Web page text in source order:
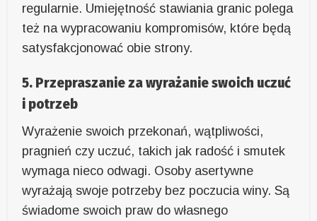
regularnie. Umiejętność stawiania granic polega
też na wypracowaniu kompromisów, które będą
satysfakcjonować obie strony.
5. Przepraszanie za wyrażanie swoich uczuć
i potrzeb
Wyrażenie swoich przekonań, wątpliwości,
pragnień czy uczuć, takich jak radość i smutek
wymaga nieco odwagi. Osoby asertywne
wyrażają swoje potrzeby bez poczucia winy. Są
świadome swoich praw do własnego